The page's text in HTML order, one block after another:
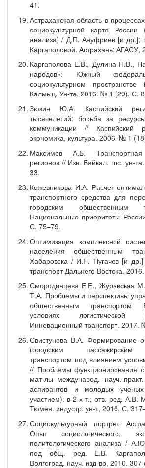
41.
Астраханская область в
социокультурной карте России
анализа) / Д.П. Ануфриев [и др.];
Каргаполовой. Астрахань: АГАСУ,
Каргаполова Е.В., Дулина Н.В.,
народов»: Южный
социокультурном
Калмыц. Ун-та. 2016. № 1 (29). С.
Зюзин Ю.А. Каспийский
тысячелетий: борьба за
коммуникации // Каспийский
экономика, культура. 2006. № 1
Максимов А.Б. Транспортная
регионов // Изв. Байкал. гос. ун-
33.
Кожевникова И.А. Расчет
транспортного средства для
городским общественным
Национальные приоритеты
С. 75–79.
Оптимизация комплексной
населения общественным
Хабаровска / И.Н. Пугачев [и
транспорт Дальнего Востока.
Смородинцева Е.Е., Журавская
Т.А. Проблемы и перспективы
общественным транспортом
условиях
Инновационный транспорт. 2017.
Свистунова В.А. Формирование
городским пассажирским
транспортом под влиянием
// Проблемы функционирования
мат-лы международ. науч.-
аспирантов и молодых
участием): в 2-х т.; отв. ред. А.В.
Тюмен. индустр. ун-т, 2016. С.
Социокультурный портрет
Опыт социологического,
политологического анализа /
под общ. ред. Е.В.
Волгоград. науч. изд-во, 2010. 307